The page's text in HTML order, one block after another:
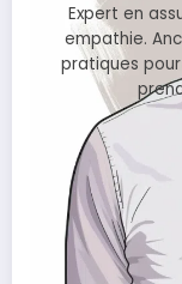
Expert en
empathie.
pratiques